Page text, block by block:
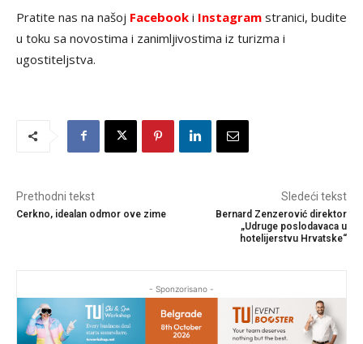
Pratite nas na našoj Facebook i Instagram stranici, budite
u toku sa novostima i zanimljivostima iz turizma i
ugostiteljstva.
Prethodni tekst
Cerkno, idealan odmor ove zime
Sledeći tekst
Bernard Zenzerović direktor
„Udruge poslodavaca u
hotelijerstvu Hrvatske“
- Sponzorisano -